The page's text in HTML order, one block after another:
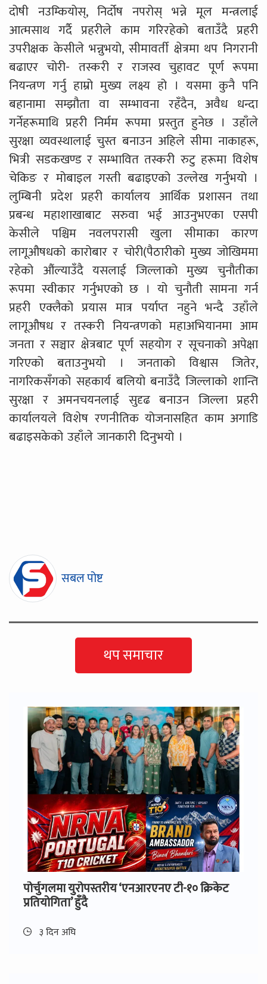
दोषी नउम्कियोस्, निर्दोष नपरोस् भन्ने मूल मन्त्रलाई
आत्मसाथ गर्दै प्रहरीले काम गरिरहेको बताउँदै प्रहरी
उपरीक्षक केसीले भन्नुभयो, सीमावर्ती क्षेत्रमा थप निगरानी
बढाएर चोरी- तस्करी र राजस्व चुहावट पूर्ण रूपमा
नियन्त्रण गर्नु हाम्रो मुख्य लक्ष्य हो । यसमा कुनै पनि
बहानामा सम्झौता वा सम्भावना रहँदैन, अवैध धन्दा
गर्नेहरूमाथि प्रहरी निर्मम रूपमा प्रस्तुत हुनेछ । उहाँले
सुरक्षा व्यवस्थालाई चुस्त बनाउन अहिले सीमा नाकाहरू,
भित्री सडकखण्ड र सम्भावित तस्करी रुटु हरूमा विशेष
चेकिङ र मोबाइल गस्ती बढाइएको उल्लेख गर्नुभयो ।
लुम्बिनी प्रदेश प्रहरी कार्यालय आर्थिक प्रशासन तथा
प्रबन्ध महाशाखाबाट सरुवा भई आउनुभएका एसपी
केसीले पश्चिम नवलपरासी खुला सीमाका कारण
लागूऔषधको कारोबार र चोरी(पैठारीको मुख्य जोखिममा
रहेको औंल्याउँदै यसलाई जिल्लाको मुख्य चुनौतीका
रूपमा स्वीकार गर्नुभएको छ । यो चुनौती सामना गर्न
प्रहरी एक्लैको प्रयास मात्र पर्याप्त नहुने भन्दै उहाँले
लागूऔषध र तस्करी नियन्त्रणको महाअभियानमा आम
जनता र सञ्चार क्षेत्रबाट पूर्ण सहयोग र सूचनाको अपेक्षा
गरिएको बताउनुभयो । जनताको विश्वास जितेर,
नागरिकसँगको सहकार्य बलियो बनाउँदै जिल्लाको शान्ति
सुरक्षा र अमनचयनलाई सुदृढ बनाउन जिल्ला प्रहरी
कार्यालयले विशेष रणनीतिक योजनासहित काम अगाडि
बढाइसकेको उहाँले जानकारी दिनुभयो ।
सबल पोष्ट
थप समाचार
पोर्चुगलमा युरोपस्तरीय ‘एनआरएनए टी-१० क्रिकेट
प्रतियोगिता’ हुँदै
३ दिन अघि